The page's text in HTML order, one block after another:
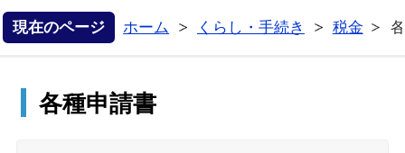
現在のページ ホーム
くらし・手続き
税金
各種申請書